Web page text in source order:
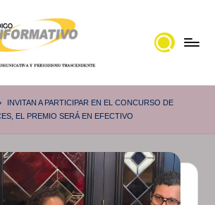
INVITAN A PARTICIPAR EN EL CONCURSO DE
EL PREMIO SERÁ EN EFECTIVO